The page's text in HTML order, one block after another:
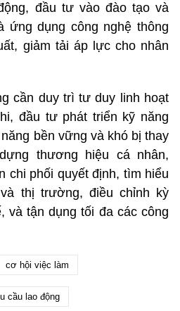
đầu tư vào đào tạo và
ứng dụng công nghệ thông
giảm tải áp lực cho nhân
cần duy trì tư duy linh hoạt
đầu tư phát triển kỹ năng
bền vững và khó bị thay
thương hiệu cá nhân,
chi phối quyết định, tìm hiểu
thị trường, điều chỉnh kỳ
và tận dụng tối đa các công
cơ hội việc làm
cầu lao động